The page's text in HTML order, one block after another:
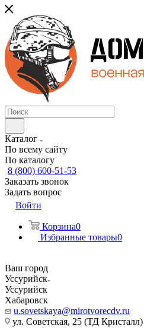
Каталог
По всему сайту
По каталогу
8 (800) 600-51-53
Заказать звонок
Задать вопрос
Войти
Корзина0
Избранные товары0
Ваш город
Уссурийск
Уссурийск
Хабаровск
u.sovetskaya@mirotvorecdv.ru
ул. Советская, 25 (ТД Кристалл)